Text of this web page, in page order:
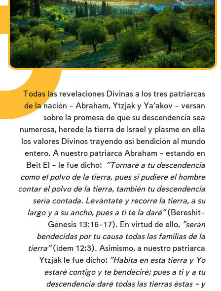
צומות החורבן
חנוכה
פורים
Todas las revelaciones Divinas a los tres patriarcas
de la nación – Abraham, Ytzjak y Ya'akov – versan
sobre la promesa de que su descendencia sea
numerosa, herede la tierra de Israel y plasme en ella
los valores Divinos trayendo así bendición al mundo
entero. A nuestro patriarca Abraham – estando en
Beit El – le fue dicho:
"Tornaré a tu descendencia
como el polvo de la tierra, pues si pudiere el hombre
contar el polvo de la tierra, también tu descendencia
sería contada. Levántate y recorre la tierra, a su
largo y a su ancho, pues a ti te la daré"(Bereshit-
Génesis 13:16-17). En virtud de ello, "serán
bendecidas por tu causa todas las familias de la
tierra"(ídem 12:3). Asimismo, a nuestro patriarca
Ytzjak le fue dicho: "Habita en esta tierra y Yo
estaré contigo y te bendeciré; pues a ti y a tu
descendencia daré todas las tierras éstas – y